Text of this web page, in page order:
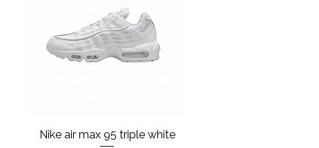
Vista rápida
Nike air max 95 triple white